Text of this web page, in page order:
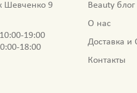
Шевченко 9
19:00
18:00
Beauty блог
О нас
Доставка и
Контакты